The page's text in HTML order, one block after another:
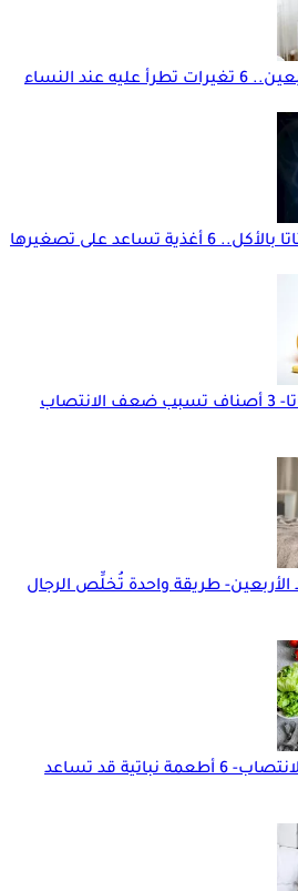
عند النساء
تساعد على تصغيرها
أضرار أدوية البروستاتا- 3 أصناف تسبب ضعف الانتصاب
طريقة واحدة تُخلِّص الرجال
كيفية تحسين قوة الانتصاب- 6 أطعمة نباتية قد تساعد